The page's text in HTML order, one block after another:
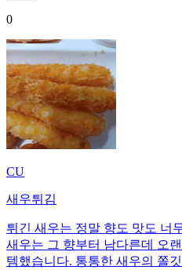
0
CU
새우튀김
튀긴 새우는 정말 향도 맛도 너
새우는 그 향부터 남다른데 오
템했습니다. 통통한 새우의 쫄